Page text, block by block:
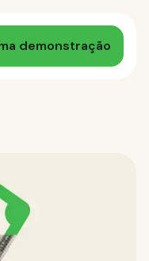
demonstração